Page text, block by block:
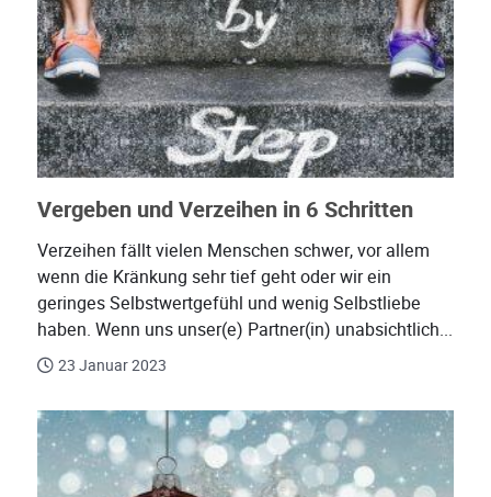
Vergeben und Verzeihen in 6 Schritten
Verzeihen fällt vielen Menschen schwer, vor allem
wenn die Kränkung sehr tief geht oder wir ein
geringes Selbstwertgefühl und wenig Selbstliebe
haben. Wenn uns unser(e) Partner(in) unabsichtlich...
23 Januar 2023